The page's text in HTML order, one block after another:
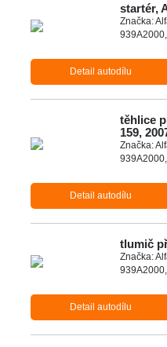
startér,
Značka:
Detail autodílu
těhlice
159,
Značka:
Detail autodílu
tlumič
Značka:
Detail autodílu